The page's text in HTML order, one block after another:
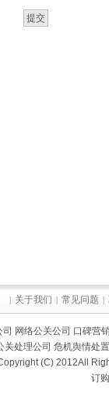
网络公关公司 口碑营
关处理公司 危机舆情处置
(C) 2012All
订
| 关于我们 | 常见问题 |